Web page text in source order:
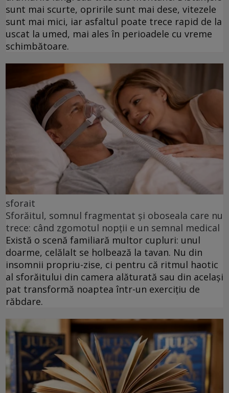
sunt mai scurte, opririle sunt mai dese, vitezele
sunt mai mici, iar asfaltul poate trece rapid de la
uscat la umed, mai ales în perioadele cu vreme
schimbătoare.
sforait
Sforăitul, somnul fragmentat și oboseala care nu
trece: când zgomotul nopții e un semnal medical
Există o scenă familiară multor cupluri: unul
doarme, celălalt se holbează la tavan. Nu din
insomnii propriu-zise, ci pentru că ritmul haotic
al sforăitului din camera alăturată sau din același
pat transformă noaptea într-un exercițiu de
răbdare.